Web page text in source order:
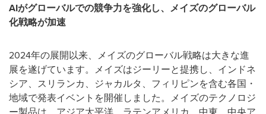
AIがグローバルでの競争力を強化し、メイズのグローバル
化戦略が加速
2024年の展開以来、メイズのグローバル戦略は大きな進
展を遂げています。メイズはジーリーと提携し、インドネ
シア、スリランカ、ジャカルタ、フィリピンを含む各国・
地域で発表イベントを開催しました。メイズのテクノロジ